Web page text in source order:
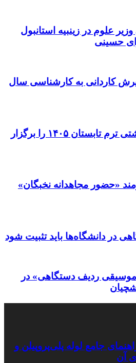
علوم در زینبیه استانبول
حسینی
کاردانی به کارشناسی‌ سال
دانشگاه شهید بهشتی ترم تابستان ۱۴۰۵ را برگزار
«حضور مجاهدانه نخبگان»
در دانشگاه‌ها باید تثبیت شود
ردیف دستگاهی» در
جامع لوله پلی‌پروپیلن و
آن